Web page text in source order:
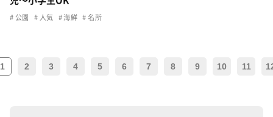
公園 人気 海鮮 名所
1 2 3 4 5 6 7 8 9 10 11